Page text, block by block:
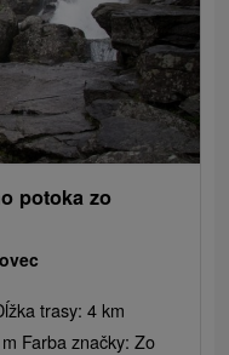
potoka zo
trasy: 4 km
Farba značky: Zo